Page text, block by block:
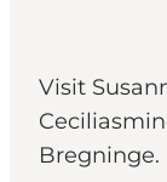
Visit
Bregninge.